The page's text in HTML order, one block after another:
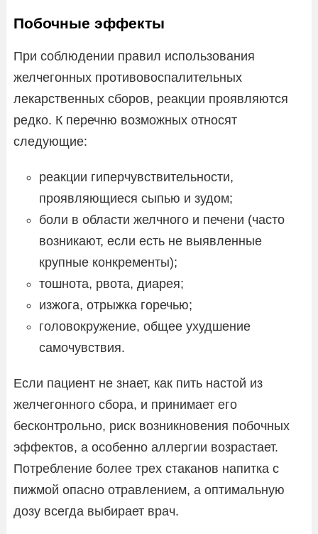
Побочные эффекты
При соблюдении правил использования
желчегонных противовоспалительных
лекарственных сборов, реакции проявляются
редко. К перечню возможных относят
следующие:
реакции гиперчувствительности,
проявляющиеся сыпью и зудом;
боли в области желчного и печени (часто
возникают, если есть не выявленные
крупные конкременты);
тошнота, рвота, диарея;
изжога, отрыжка горечью;
головокружение, общее ухудшение
самочувствия.
Если пациент не знает, как пить настой из
желчегонного сбора, и принимает его
бесконтрольно, риск возникновения побочных
эффектов, а особенно аллергии возрастает.
Потребление более трех стаканов напитка с
пижмой опасно отравлением, а оптимальную
дозу всегда выбирает врач.